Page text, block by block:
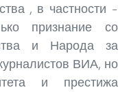
, в частности –
признание со
и Народа за
ВИА, но
и престижа